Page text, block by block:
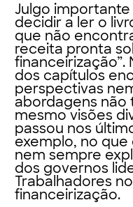
Julgo
decidir a ler o
que não
receita pronta
financeirização”.
dos capítulos
perspectivas
abordagens não
mesmo visões
passou nos
exemplo, no
nem sempre
dos governos
Trabalhadores
financeirização.